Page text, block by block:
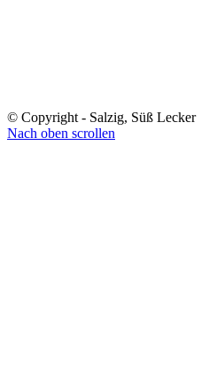
© Copyright - Salzig, Süß Lecker
Nach oben scrollen